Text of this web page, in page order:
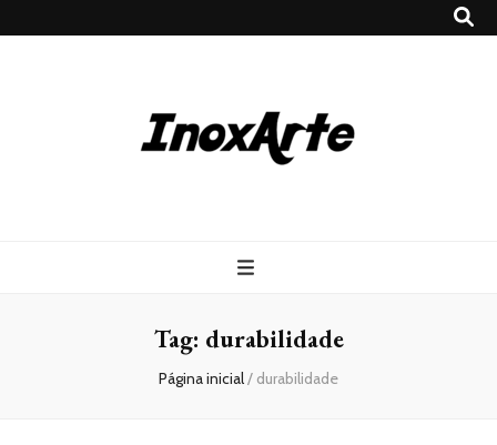
Tag: durabilidade
Página inicial/ durabilidade